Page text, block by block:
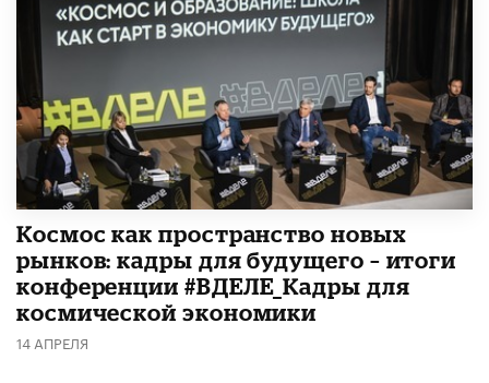
Космос как пространство новых
рынков: кадры для будущего – итоги
конференции #ВДЕЛЕ_Кадры для
космической экономики
14 АПРЕЛЯ